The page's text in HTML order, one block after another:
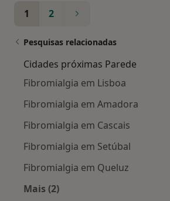
1 2
Pesquisas relacionadas
Cidades próximas Parede
Fibromialgia em Lisboa
Fibromialgia em Amadora
Fibromialgia em Cascais
Fibromialgia em Setúbal
Fibromialgia em Queluz
Mais (2)